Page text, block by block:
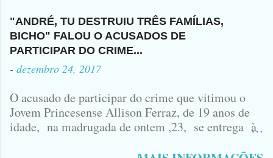
"ANDRÉ, TU DESTRUIU TRÊS FAMÍLIAS,
BICHO" FALOU O ACUSADOS DE
PARTICIPAR DO CRIME...
- dezembro 24, 2017
O acusado de participar do crime que vitimou o
Jovem Princesense Allison Ferraz, de 19 anos de
idade, na madrugada de ontem ,23, se entrega à